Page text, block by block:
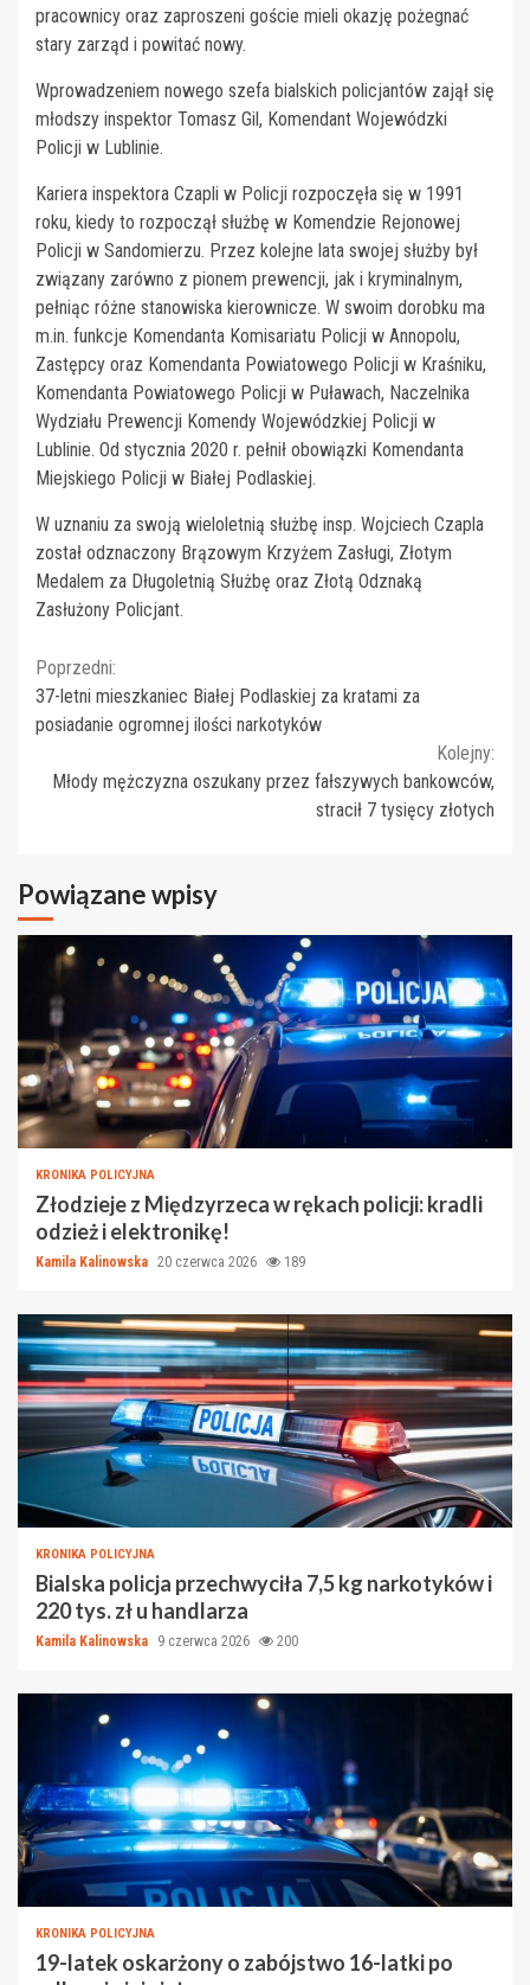
pracownicy oraz zaproszeni goście mieli okazję pożegnać
stary zarząd i powitać nowy.
Wprowadzeniem nowego szefa bialskich policjantów zajął się
młodszy inspektor Tomasz Gil, Komendant Wojewódzki
Policji w Lublinie.
Kariera inspektora Czapli w Policji rozpoczęła się w 1991
roku, kiedy to rozpoczął służbę w Komendzie Rejonowej
Policji w Sandomierzu. Przez kolejne lata swojej służby był
związany zarówno z pionem prewencji, jak i kryminalnym,
pełniąc różne stanowiska kierownicze. W swoim dorobku ma
m.in. funkcje Komendanta Komisariatu Policji w Annopolu,
Zastępcy oraz Komendanta Powiatowego Policji w Kraśniku,
Komendanta Powiatowego Policji w Puławach, Naczelnika
Wydziału Prewencji Komendy Wojewódzkiej Policji w
Lublinie. Od stycznia 2020 r. pełnił obowiązki Komendanta
Miejskiego Policji w Białej Podlaskiej.
W uznaniu za swoją wieloletnią służbę insp. Wojciech Czapla
został odznaczony Brązowym Krzyżem Zasługi, Złotym
Medalem za Długoletnią Służbę oraz Złotą Odznaką
Zasłużony Policjant.
Continue
Reading
Poprzedni:
37-letni mieszkaniec Białej Podlaskiej za kratami za
posiadanie ogromnej ilości narkotyków
Kolejny:
Młody mężczyzna oszukany przez fałszywych bankowców,
stracił 7 tysięcy złotych
Powiązane wpisy
KRONIKA POLICYJNA
Złodzieje z Międzyrzeca w rękach policji: kradli
odzież i elektronikę!
Kamila Kalinowska 20 czerwca 2026 189
KRONIKA POLICYJNA
Bialska policja przechwyciła 7,5 kg narkotyków i
220 tys. zł u handlarza
Kamila Kalinowska 9 czerwca 2026 200
KRONIKA POLICYJNA
19-latek oskarżony o zabójstwo 16-latki po